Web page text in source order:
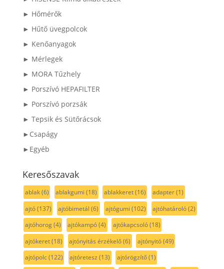
► Hőmérők
► Hűtő üvegpolcok
► Kenőanyagok
► Mérlegek
► MORA Tűzhely
► Porszívó HEPAFILTER
► Porszívó porzsák
► Tepsik és Sütőrácsok
►Csapágy
►Egyéb
Keresőszavak
ablak(6) ablakgumi (18) ablakkeret(16) adapter(1)
ajtó(137) ajtóbimetál (6) ajtógumi (102) ajtóhatároló(2)
ajtóhorog(4) ajtókampó(4) ajtókapcsoló(18)
ajtókeret(18) ajtónyitás érzékelő(6) ajtónyitó(49)
ajtópolc(122) ajtóretesz (13) ajtórögzítő(1)